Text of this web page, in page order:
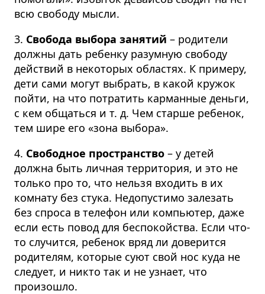
всю свободу мысли.
3. Свобода выбора занятий – родители
должны дать ребенку разумную свободу
действий в некоторых областях. К примеру,
дети сами могут выбрать, в какой кружок
пойти, на что потратить карманные деньги,
с кем общаться и т. д. Чем старше ребенок,
тем шире его «зона выбора».
4. Свободное пространство – у детей
должна быть личная территория, и это не
только про то, что нельзя входить в их
комнату без стука. Недопустимо залезать
без спроса в телефон или компьютер, даже
если есть повод для беспокойства. Если что-
то случится, ребенок вряд ли доверится
родителям, которые суют свой нос куда не
следует, и никто так и не узнает, что
произошло.